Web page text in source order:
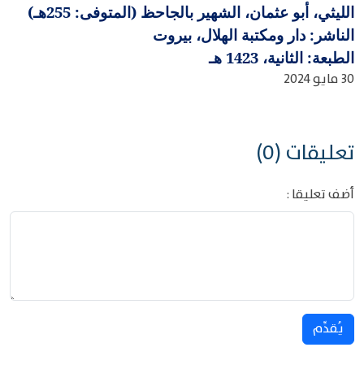
الليثي، أبو عثمان، الشهير بالجاحظ (المتوفى: 255هـ)
الناشر: دار ومكتبة الهلال، بيروت
الطبعة: الثانية، 1423 هـ
30 مايو 2024
تعليقات (0)
أضف تعليقا :
يُقدِّم